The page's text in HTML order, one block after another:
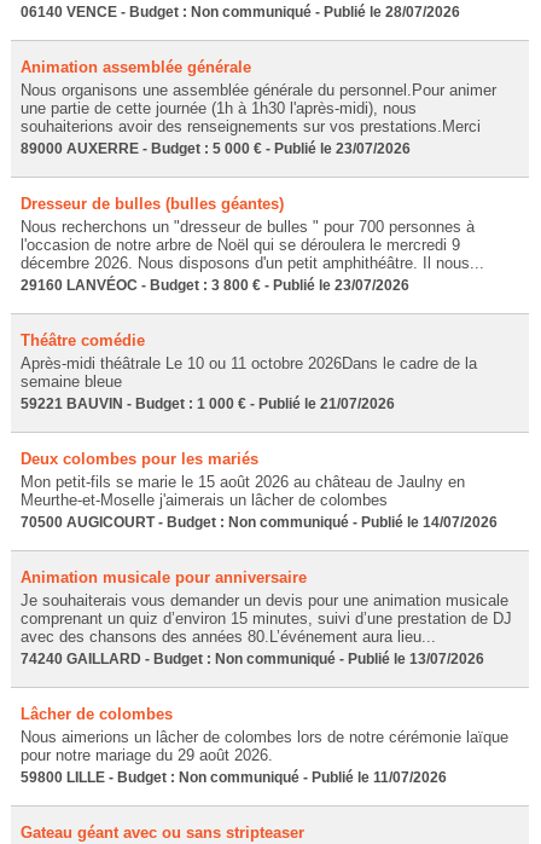
06140 VENCE - Budget : Non communiqué - Publié le 28/07/2026
Animation assemblée générale
Nous organisons une assemblée générale du personnel.Pour animer
une partie de cette journée (1h à 1h30 l'après-midi), nous
souhaiterions avoir des renseignements sur vos prestations.Merci
89000 AUXERRE - Budget : 5 000 € - Publié le 23/07/2026
Dresseur de bulles (bulles géantes)
Nous recherchons un "dresseur de bulles " pour 700 personnes à
l'occasion de notre arbre de Noël qui se déroulera le mercredi 9
décembre 2026. Nous disposons d'un petit amphithéâtre. Il nous...
29160 LANVÉOC - Budget : 3 800 € - Publié le 23/07/2026
Théâtre comédie
Après-midi théâtrale Le 10 ou 11 octobre 2026Dans le cadre de la
semaine bleue
59221 BAUVIN - Budget : 1 000 € - Publié le 21/07/2026
Deux colombes pour les mariés
Mon petit-fils se marie le 15 août 2026 au château de Jaulny en
Meurthe-et-Moselle j'aimerais un lâcher de colombes
70500 AUGICOURT - Budget : Non communiqué - Publié le 14/07/2026
Animation musicale pour anniversaire
Je souhaiterais vous demander un devis pour une animation musicale
comprenant un quiz d’environ 15 minutes, suivi d’une prestation de DJ
avec des chansons des années 80.L’événement aura lieu...
74240 GAILLARD - Budget : Non communiqué - Publié le 13/07/2026
Lâcher de colombes
Nous aimerions un lâcher de colombes lors de notre cérémonie laïque
pour notre mariage du 29 août 2026.
59800 LILLE - Budget : Non communiqué - Publié le 11/07/2026
Gateau géant avec ou sans stripteaser